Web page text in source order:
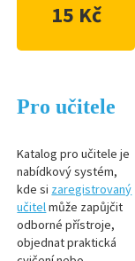
15 Kč
Pro učitele
Katalog pro učitele je
nabídkový systém,
kde si zaregistrovaný
učitelmůže zapůjčit
odborné přístroje,
objednat praktická